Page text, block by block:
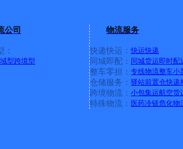
公司
：
型跨境型
物流服务
快递快运： 快运快递
同城即配： 同城货运即时配
整车零担： 专线物流整车小
仓储服务： 驿站前置仓快递
跨境物流： 小包集运航空货
特殊物流： 医药冷链危化物